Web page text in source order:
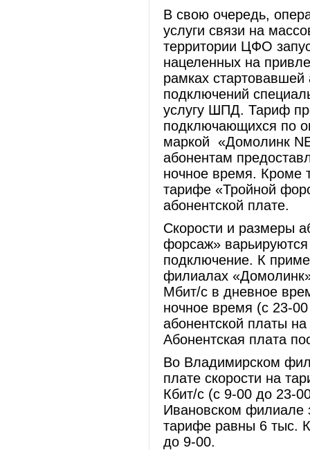
В свою очередь,
услуги связи на
территории ЦФО
нацеленных на
рамках
подключений
услугу ШПД. Тариф
подключающихся по
маркой «Домолинк
абонентам
ночное время. Кроме
тарифе «Тройной
абонентской плате.
Скорости и размеры
форсаж» варьируются
подключение. К
филиалах
Мбит/с в дневное
ночное время (с 23-
абонентской платы
Абонентская плата
Во Владимирском
плате скорости на
Кбит/с (с 9-00 до 23-
Ивановском филиале
тарифе равны 6 тыс.
до 9-00.